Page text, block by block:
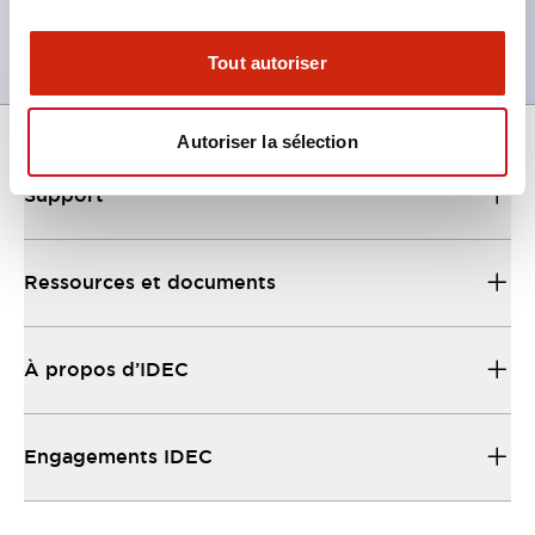
Tout autoriser
Autoriser la sélection
Support
Ressources et documents
À propos d’IDEC
Engagements IDEC